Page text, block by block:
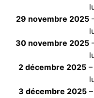
29 novembre 2025
30 novembre 2025
2 décembre 2025
3 décembre 2025–